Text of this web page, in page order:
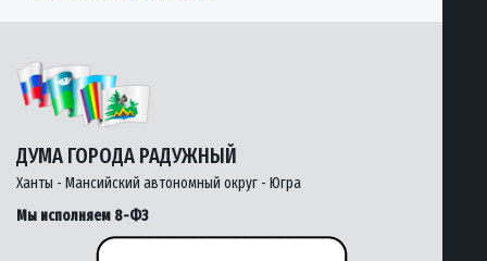
ДУМА ГОРОДА РАДУЖНЫЙ
Ханты - Мансийский автономный округ - Югра
Мы исполняем 8-ФЗ